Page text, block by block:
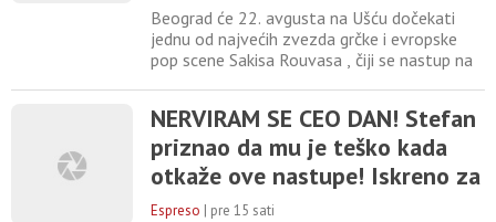
Beograd će 22. avgusta na Ušću dočekati
jednu od najvećih zvezda grčke i evropske
pop scene Sakisa Rouvasa , čiji se nastup na
trenutaka ovogodišnjeg Wonderland
programa. Prvi nastup Sakisa Rouvasa u
Beogradu biće jedan od najznačajnijih
muzičkih događaja festivala, zbog čega
NERVIRAM SE CEO DAN! Stefan
priznao da mu je teško kada
otkaže ove nastupe! Iskreno za
Espreso!
Espreso | pre 15 sati